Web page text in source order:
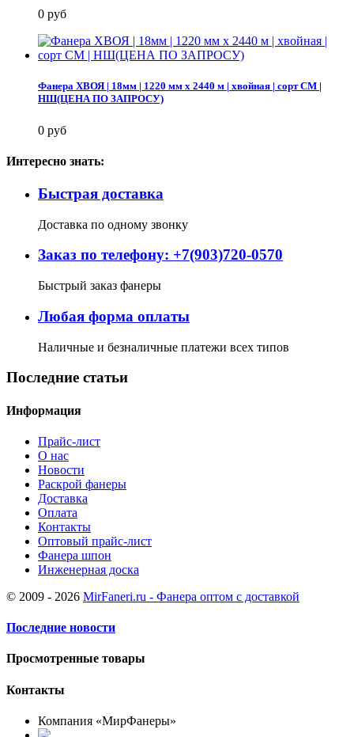
0 руб
Фанера ХВОЯ | 18мм | 1220 мм х 2440 м | хвойная | сорт СМ |
НШ(ЦЕНА ПО ЗАПРОСУ)
0 руб
Интересно знать:
Быстрая доставка
Доставка по одному звонку
Заказ по телефону: +7(903)720-0570
Быстрый заказ фанеры
Любая форма оплаты
Наличные и безналичные платежи всех типов
Последние статьи
Информация
Прайс-лист
О нас
Новости
Раскрой фанеры
Доставка
Оплата
Контакты
Оптовый прайс-лист
Фанера шпон
Инженерная доска
© 2009 - 2026 MirFaneri.ru - Фанера оптом с доставкой
Последние новости
Просмотренные товары
Контакты
Компания «МирФанеры»